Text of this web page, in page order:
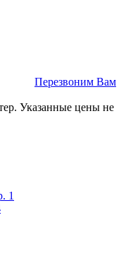
Перезвоним Вам
Указанные цены не
1